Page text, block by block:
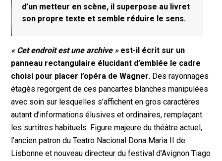
d’un metteur en scène, il superpose au livret
son propre texte et semble réduire le sens.
« Cet endroit est une archive »est-il écrit sur un
panneau rectangulaire élucidant d’emblée le cadre
choisi pour placer l’opéra de Wagner. Des rayonnages
étagés regorgent de ces pancartes blanches manipulées
avec soin sur lesquelles s’affichent en gros caractères
autant d’informations élusives et ordinaires, remplaçant
les surtitres habituels. Figure majeure du théâtre actuel,
l’ancien patron du Teatro Nacional Dona Maria II de
Lisbonne et nouveau directeur du festival d’Avignon Tiago